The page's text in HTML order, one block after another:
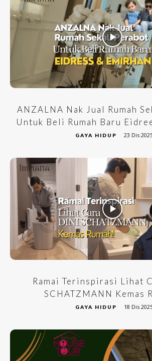
ANZALNA Nak Jual Rumah
Untuk Beli Rumah Baru
GAYA HIDUP 23 Dis
Ramai Terinspirasi Lihat
SCHATZMANN Kemas
GAYA HIDUP 18 Dis